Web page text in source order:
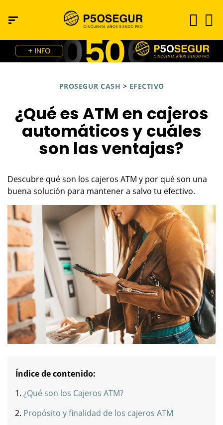
PROSEGUR CASH > EFECTIVO
¿Qué es ATM en cajeros
automáticos y cuáles
son las ventajas?
Descubre qué son los cajeros ATM y por qué son una
buena solución para mantener a salvo tu efectivo.
Índice de contenido:
¿Qué son los Cajeros ATM?
Propósito y finalidad de los cajeros ATM